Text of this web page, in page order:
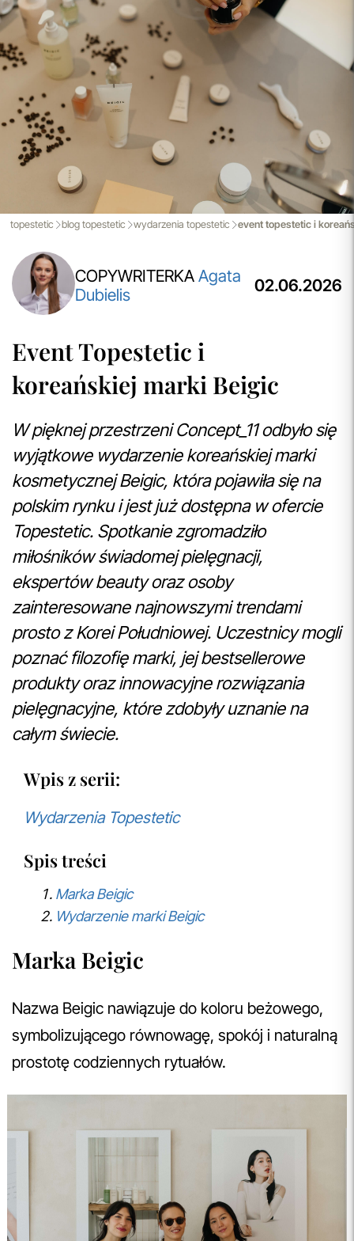
przeczytaj więcej
Aktualizacja Regulaminów
Zmiany obowiązują od 27.04.2026.
Korzystanie ze Sklepu Internetowego lub Konta po tym
terminie oznacza akceptację wprowadzonych zmian.
przeczytaj więcej
Porady Kosmetologów
Nowa jakość pielęgnacji z Topestetic! Skorzystaj z
indywidualnej konsultacjikosmetologicznej, która
pomoże Ci dobrać idealne produkty do potrzeb Twojej
skóry. Zaufaj naszym specjalistom i zadbaj o swoją cerę jak
nigdy dotąd!
przeczytaj więcej
topestetic blog topestetic wydarzenia topestetic event topestetic i
COPYWRITERKA Agata
Dubielis
02.06.2026
Event Topestetic i
koreańskiej marki Beigic
W pięknej przestrzeni Concept_11 odbyło się
wyjątkowe wydarzenie koreańskiej marki
kosmetycznej Beigic, która pojawiła się na
polskim rynku i jest już dostępna w ofercie
Topestetic. Spotkanie zgromadziło
miłośników świadomej pielęgnacji,
ekspertów beauty oraz osoby
zainteresowane najnowszymi trendami
prosto z Korei Południowej. Uczestnicy mogli
poznać filozofię marki, jej bestsellerowe
produkty oraz innowacyjne rozwiązania
pielęgnacyjne, które zdobyły uznanie na
całym świecie.
Wpis z serii:
Wydarzenia Topestetic
Spis treści
Marka Beigic
Wydarzenie marki Beigic
Marka Beigic
Nazwa Beigic nawiązuje do koloru beżowego,
symbolizującego równowagę, spokój i naturalną
prostotę codziennych rytuałów.